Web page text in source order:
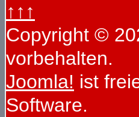
↑↑↑
Copyright ©
vorbehalten.
Joomla! ist
Software.